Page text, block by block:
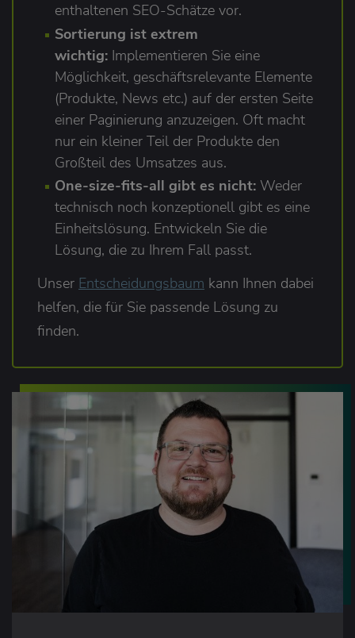
enthaltenen SEO-Schätze vor.
Sortierung ist extrem
wichtig: Implementieren Sie eine
Möglichkeit, geschäftsrelevante Elemente
(Produkte, News etc.) auf der ersten Seite
einer Paginierung anzuzeigen. Oft macht
nur ein kleiner Teil der Produkte den
Großteil des Umsatzes aus.
One-size-fits-all gibt es nicht: Weder
technisch noch konzeptionell gibt es eine
Einheitslösung. Entwickeln Sie die
Lösung, die zu Ihrem Fall passt.
Unser Entscheidungsbaum kann Ihnen dabei
helfen, die für Sie passende Lösung zu
finden.